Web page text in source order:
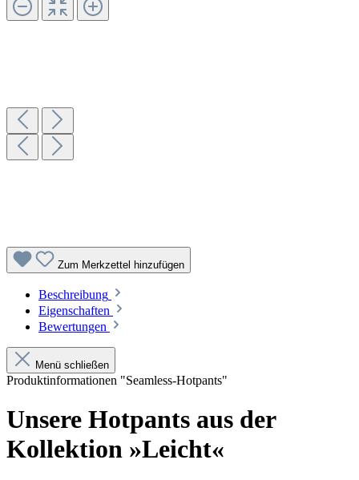
Zum Merkzettel hinzufügen
Beschreibung
Eigenschaften
Bewertungen
Menü schließen
Produktinformationen "Seamless-Hotpants"
Unsere Hotpants aus der
Kollektion »Leicht«